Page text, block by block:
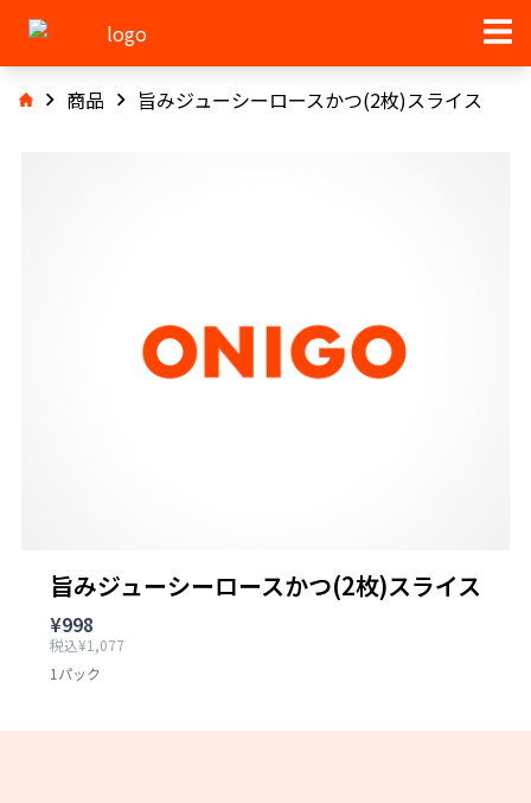
商品 旨みジューシーロースかつ(2枚)スライス
旨みジューシーロースかつ(2枚)スライス
¥998
税込¥1,077
1パック